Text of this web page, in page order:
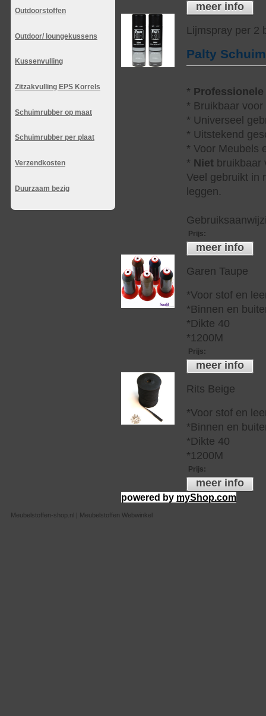
Outdoorstoffen
Outdoor/ loungekussens
Kussenvulling
Zitzakvulling EPS Korrels
Schuimrubber op maat
Schuimrubber per plaat
Verzendkosten
Duurzaam bezig
meer info
Lijmspray per 2
Palty
* Professionele
* Bruikbaar
* Universeel
* Uitstekend
* Voor Meubels
* Niet bruikbaar
Veel gebruikt in
leggen.
Prijs:
meer info
Garen Taupe
*Voor stof en
*Binnen en
*Dikte 40
*1200M
Prijs:
meer info
Rits Beige
*Voor stof en
*Binnen en
*Dikte 40
*1200M
Prijs:
meer info
powered by myShop.com
Meubelstoffen-shop.nl | Meubelstoffen Webwinkel